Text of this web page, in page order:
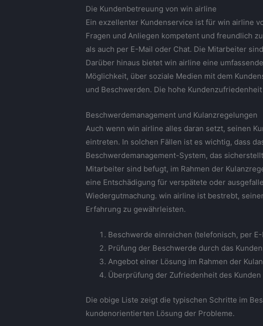
Die Kundenbetreuung von win airline
Ein exzellenter Kundenservice ist für win airline
Fragen und Anliegen kompetent und freundlich
als auch per E-Mail oder Chat. Die Mitarbeiter
Darüber hinaus bietet win airline eine
Möglichkeit, über soziale Medien mit dem
und Beschwerden. Die hohe
Beschwerdemanagement und Kulanzregelungen
Auch wenn win airline alles daran setzt, seinen
eintreten. In solchen Fällen ist es wichtig, dass
Beschwerdemanagement-System, das
Mitarbeiter sind befugt, im Rahmen der
eine Entschädigung für verspätete oder
Wiedergutmachung. win airline ist bestrebt,
Erfahrung zu gewährleisten.
Beschwerde einreichen (telefonisch, per
Prüfung der Beschwerde durch das
Angebot einer Lösung im Rahmen der
Überprüfung der Zufriedenheit des Kunden
Die obige Liste zeigt die typischen Schritte im
kundenorientierten Lösung der Probleme.